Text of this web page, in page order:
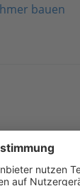
bauen